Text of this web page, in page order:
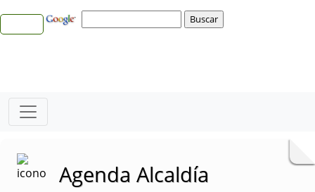
Agenda Alcaldía